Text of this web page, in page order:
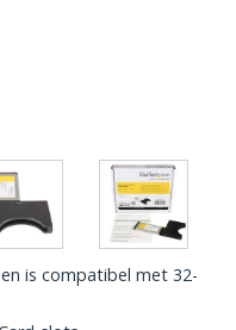
is compatibel met 32-